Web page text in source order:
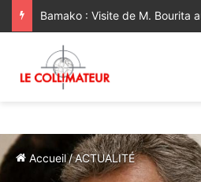
Accueil/ACTUALITÉ